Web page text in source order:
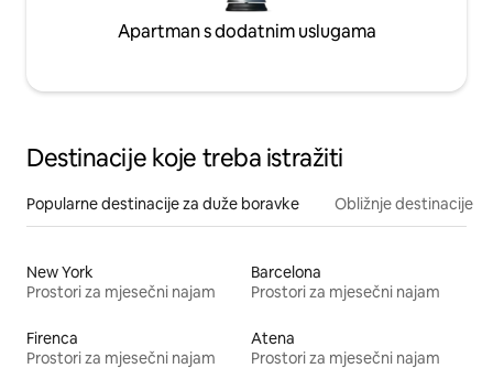
Apartman s dodatnim uslugama
Destinacije koje treba istražiti
Popularne destinacije za duže boravke Obližnje destinacije
New York
Prostori za mjesečni najam
Barcelona
Prostori za mjesečni najam
Firenca
Prostori za mjesečni najam
Atena
Prostori za mjesečni najam